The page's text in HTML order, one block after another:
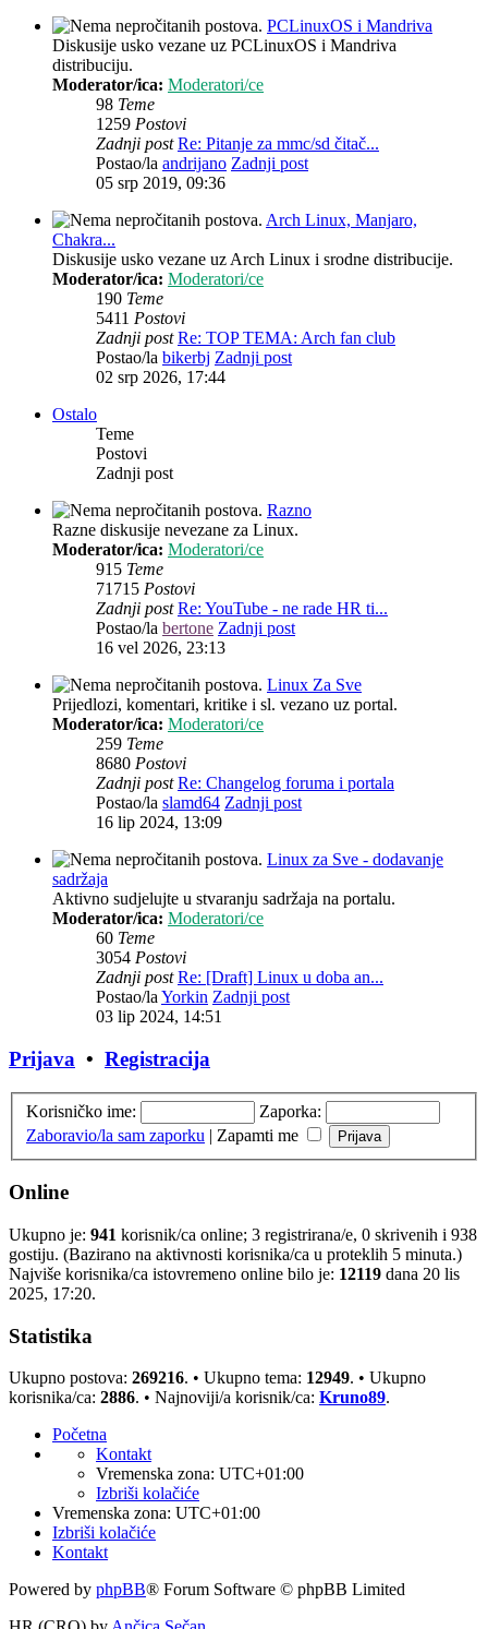
PCLinuxOS i Mandriva
Diskusije usko vezane uz PCLinuxOS i Mandriva
distribuciju.
Moderator/ica: Moderatori/ce
98 Teme
1259 Postovi
Zadnji post Re: Pitanje za mmc/sd čitač...
Postao/la andrijano Zadnji post
05 srp 2019, 09:36
Arch Linux, Manjaro,
Chakra...
Diskusije usko vezane uz Arch Linux i srodne distribucije.
Moderator/ica: Moderatori/ce
190 Teme
5411 Postovi
Zadnji post Re: TOP TEMA: Arch fan club
Postao/la bikerbj Zadnji post
02 srp 2026, 17:44
Ostalo
Teme
Postovi
Zadnji post
Razno
Razne diskusije nevezane za Linux.
Moderator/ica: Moderatori/ce
915 Teme
71715 Postovi
Zadnji post Re: YouTube - ne rade HR ti...
Postao/la bertone Zadnji post
16 vel 2026, 23:13
Linux Za Sve
Prijedlozi, komentari, kritike i sl. vezano uz portal.
Moderator/ica: Moderatori/ce
259 Teme
8680 Postovi
Zadnji post Re: Changelog foruma i portala
Postao/la slamd64 Zadnji post
16 lip 2024, 13:09
Linux za Sve - dodavanje
sadržaja
Aktivno sudjelujte u stvaranju sadržaja na portalu.
Moderator/ica: Moderatori/ce
60 Teme
3054 Postovi
Zadnji post Re: [Draft] Linux u doba an...
Postao/laYorkin Zadnji post
03 lip 2024, 14:51
Prijava • Registracija
Korisničko ime:
Zaporka:
Zaboravio/la sam zaporku | Zapamti me
Online
Ukupno je: 941 korisnik/ca online; 3 registrirana/e, 0 skrivenih i 938
gostiju. (Bazirano na aktivnosti korisnika/ca u proteklih 5 minuta.)
Najviše korisnika/ca istovremeno online bilo je: 12119 dana 20 lis
2025, 17:20.
Statistika
Ukupno postova: 269216. • Ukupno tema: 12949. • Ukupno
korisnika/ca: 2886. • Najnoviji/a korisnik/ca: Kruno89.
Početna
Kontakt
Vremenska zona: UTC+01:00
Izbriši kolačiće
Vremenska zona: UTC+01:00
Izbriši kolačiće
Kontakt
Powered by phpBB® Forum Software © phpBB Limited